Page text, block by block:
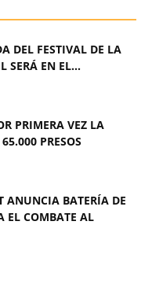
DEL FESTIVAL DE LA
SERÁ EN EL...
PRIMERA VEZ LA
PRESOS
ANUNCIA BATERÍA DE
EL COMBATE AL